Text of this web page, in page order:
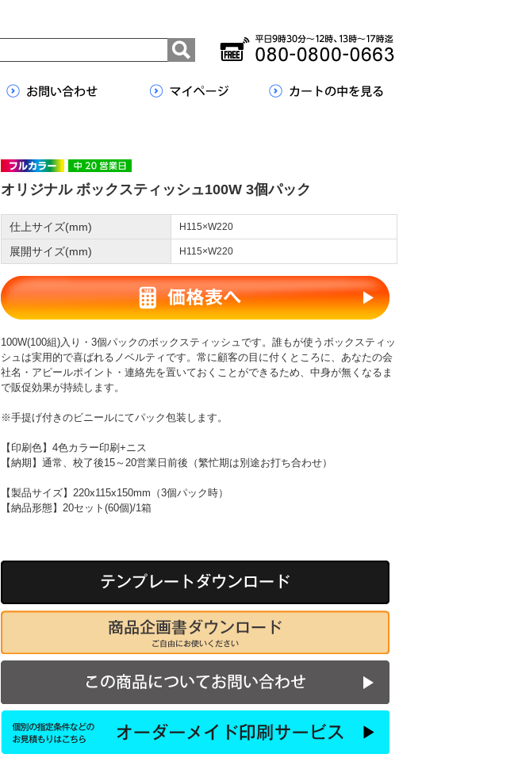
オリジナル ボックスティッシュ100W 3個パック
仕上サイズ(mm) H115×W220
展開サイズ(mm) H115×W220
100W(100組)入り・3個パックのボックスティッシュです。誰もが使うボックスティッ
シュは実用的で喜ばれるノベルティです。常に顧客の目に付くところに、あなたの会
社名・アピールポイント・連絡先を置いておくことができるため、中身が無くなるま
で販促効果が持続します。
※手提げ付きのビニールにてパック包装します。
【印刷色】4色カラー印刷+ニス
【納期】通常、校了後15～20営業日前後（繁忙期は別途お打ち合わせ）
【製品サイズ】220x115x150mm（3個パック時）
【納品形態】20セット(60個)/1箱